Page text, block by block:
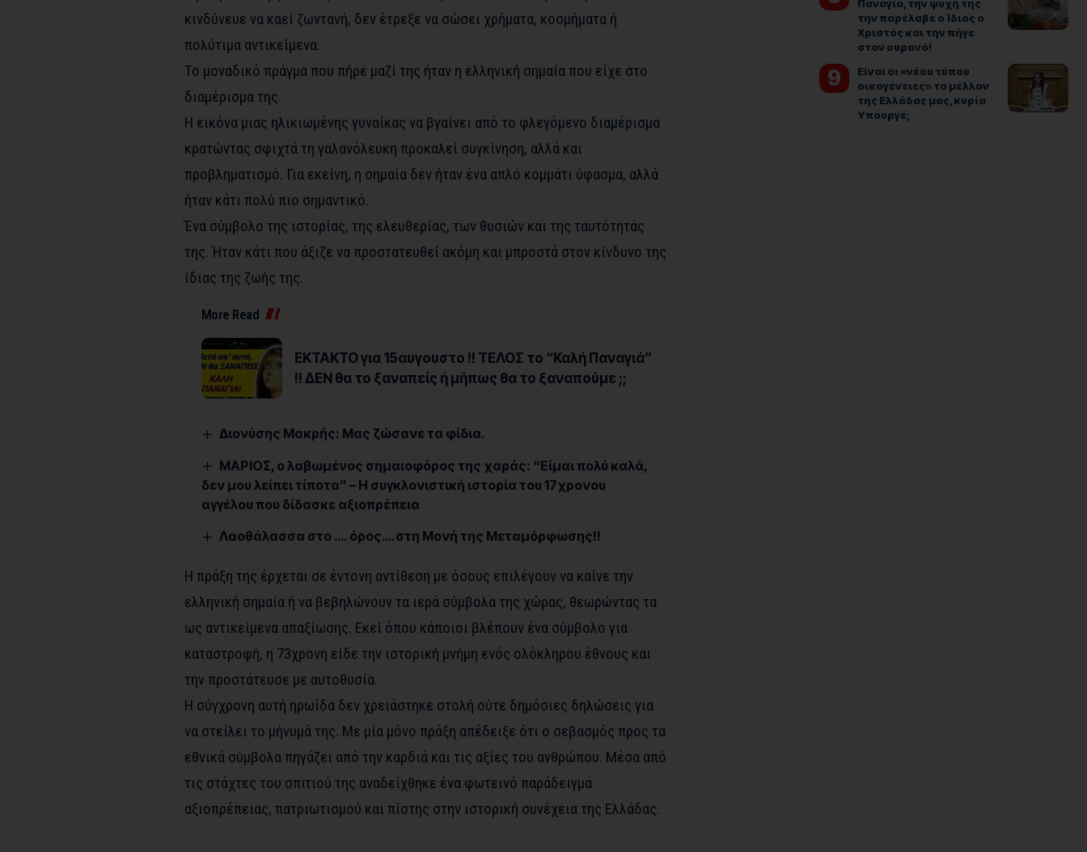
κινδύνευε να καεί ζωντανή, δεν έτρεξε να σώσει χρήματα, κοσμήματα ή
πολύτιμα αντικείμενα.
Το μοναδικό πράγμα που πήρε μαζί της ήταν η ελληνική σημαία που είχε στο
διαμέρισμα της.
Η εικόνα μιας ηλικιωμένης γυναίκας να βγαίνει από το φλεγόμενο διαμέρισμα
κρατώντας σφιχτά τη γαλανόλευκη προκαλεί συγκίνηση, αλλά και
προβληματισμό. Για εκείνη, η σημαία δεν ήταν ένα απλό κομμάτι ύφασμα, αλλά
ήταν κάτι πολύ πιο σημαντικό.
Ένα σύμβολο της ιστορίας, της ελευθερίας, των θυσιών και της ταυτότητάς
της. Ήταν κάτι που άξιζε να προστατευθεί ακόμη και μπροστά στον κίνδυνο της
ίδιας της ζωής της.
More Read
ΕΚΤΑΚΤΟ για 15αυγουστο !! ΤΕΛΟΣ το “Καλή Παναγιά”
!! ΔΕΝ θα το ξαναπείς ή μήπως θα το ξαναπούμε ;;
Διονύσης Μακρής: Μας ζώσανε τα φίδια.
ΜΑΡΙΟΣ, ο λαβωμένος σημαιοφόρος της χαράς: “Είμαι πολύ καλά,
δεν μου λείπει τίποτα” – Η συγκλονιστική ιστορία του 17χρονου
αγγέλου που δίδασκε αξιοπρέπεια
Λαοθάλασσα στο …. όρος….στη Μονή της Μεταμόρφωσης!!
Η πράξη της έρχεται σε έντονη αντίθεση με όσους επιλέγουν να καίνε την
ελληνική σημαία ή να βεβηλώνουν τα ιερά σύμβολα της χώρας, θεωρώντας τα
ως αντικείμενα απαξίωσης. Εκεί όπου κάποιοι βλέπουν ένα σύμβολο για
καταστροφή, η 73χρονη είδε την ιστορική μνήμη ενός ολόκληρου έθνους και
την προστάτευσε με αυτοθυσία.
Η σύγχρονη αυτή ηρωίδα δεν χρειάστηκε στολή ούτε δημόσιες δηλώσεις για
να στείλει το μήνυμά της. Με μία μόνο πράξη απέδειξε ότι ο σεβασμός προς τα
εθνικά σύμβολα πηγάζει από την καρδιά και τις αξίες του ανθρώπου. Μέσα από
τις στάχτες του σπιτιού της αναδείχθηκε ένα φωτεινό παράδειγμα
αξιοπρέπειας, πατριωτισμού και πίστης στην ιστορική συνέχεια της Ελλάδας.
Παναγία, την ψυχή της
την παρέλαβε ο Ίδιος ο
Χριστός και την πήγε
στον ουρανό!
Είναι οι «νέου τύπου
οικογένειες» το μέλλον
της Ελλάδας μας, κυρία
Υπουργέ;